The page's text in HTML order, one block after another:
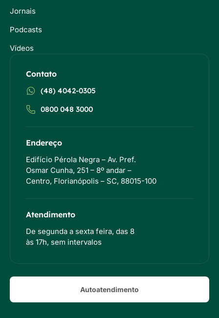
Jornais
Podcasts
Vídeos
Contato
(48) 4042-0305
0800 048 3000
Endereço
Edifício Pérola Negra – Av. Pref.
Osmar Cunha, 251 – 8º andar –
Centro, Florianópolis – SC, 88015-100
Atendimento
De segunda a sexta feira, das 8
às 17h, sem intervalos
Autoatendimento